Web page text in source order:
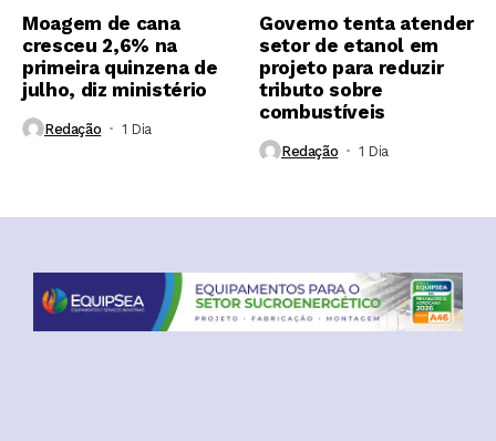
Moagem de cana
cresceu 2,6% na
primeira quinzena de
julho, diz ministério
Redação 1 Dia ⁮
Governo tenta atender
setor de etanol em
projeto para reduzir
tributo sobre
combustíveis
Redação 1 Dia ⁮